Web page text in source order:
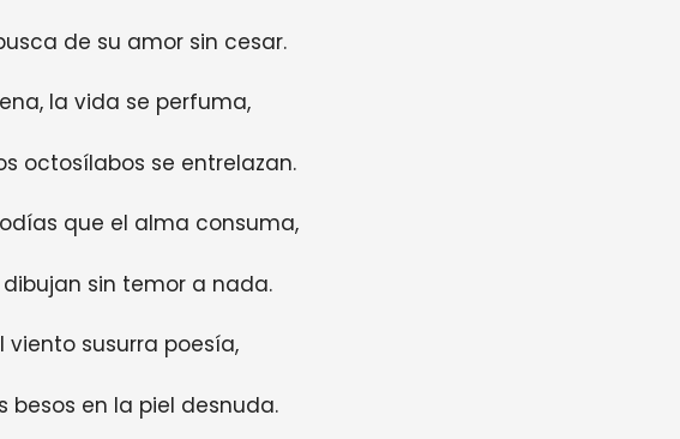
de su amor sin cesar.
la vida se perfuma,
octosílabos se entrelazan.
que el alma consuma,
sin temor a nada.
viento susurra poesía,
besos en la piel desnuda.